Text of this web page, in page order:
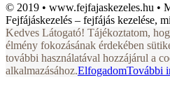
© 2019 • www.fejfajaskezeles.hu •
Fejfájáskezelés – fejfájás kezelése,
Kedves Látogató! Tájékoztatom,
élmény fokozásának érdekében
további használatával hozzájárul a
alkalmazásához.ElfogadomTovábbi